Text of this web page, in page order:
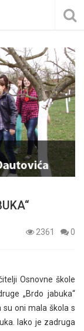
2361
0
Osnovne škole
„Brdo jabuka“
oni mala škola s
Iako je zadruga